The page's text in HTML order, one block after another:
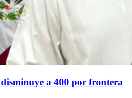
a 400 por frontera